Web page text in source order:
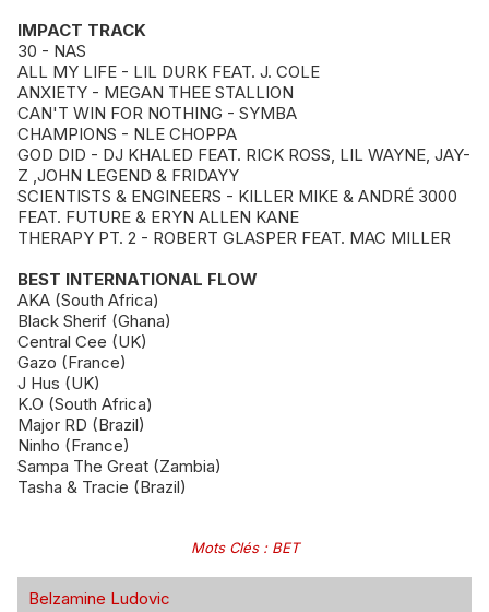
IMPACT TRACK
30 - NAS
ALL MY LIFE - LIL DURK FEAT. J. COLE
ANXIETY - MEGAN THEE STALLION
CAN'T WIN FOR NOTHING - SYMBA
CHAMPIONS - NLE CHOPPA
GOD DID - DJ KHALED FEAT. RICK ROSS, LIL WAYNE, JAY-
Z ,JOHN LEGEND & FRIDAYY
SCIENTISTS & ENGINEERS - KILLER MIKE & ANDRÉ 3000
FEAT. FUTURE & ERYN ALLEN KANE
THERAPY PT. 2 - ROBERT GLASPER FEAT. MAC MILLER
BEST INTERNATIONAL FLOW
AKA (South Africa)
Black Sherif (Ghana)
Central Cee (UK)
Gazo (France)
J Hus (UK)
K.O (South Africa)
Major RD (Brazil)
Ninho (France)
Sampa The Great (Zambia)
Tasha & Tracie (Brazil)
Mots Clés: BET
Belzamine Ludovic